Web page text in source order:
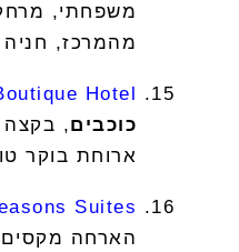
משפחתי,
מהמרכז, חניה
Hotel
כוכבים, בקצה
ארוחת בוקר
Suites
הארחה